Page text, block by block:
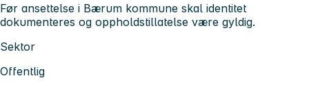
Før ansettelse i Bærum kommune skal identitet
dokumenteres og oppholdstillatelse være gyldig.
Sektor
Offentlig